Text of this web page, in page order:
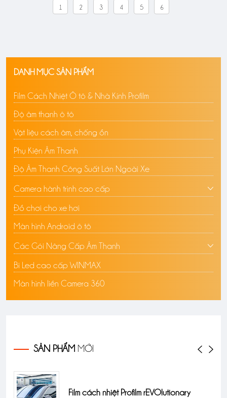
1 2 3 4 5 6
DANH MỤC SẢN PHẨM
Film Cách Nhiệt Ô tô & Nhà Kính Profilm
Độ âm thanh ô tô
Vật liệu cách âm, chống ồn
Phụ Kiện Âm Thanh
Độ Âm Thanh Công Suất Lớn Ngoài Xe
Camera hành trình cao cấp
Đồ chơi cho xe hơi
Màn hình Android ô tô
Các Gói Nâng Cấp Âm Thanh
Bi Led cao cấp WINMAX
Màn hình liền Camera 360
SẢN PHẨM MỚI
Film cách nhiệt Profilm rEVOlutionary